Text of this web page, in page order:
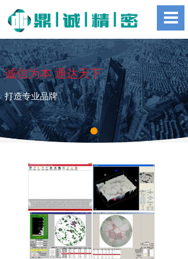
诚信为本 通达天下
打造专业品牌